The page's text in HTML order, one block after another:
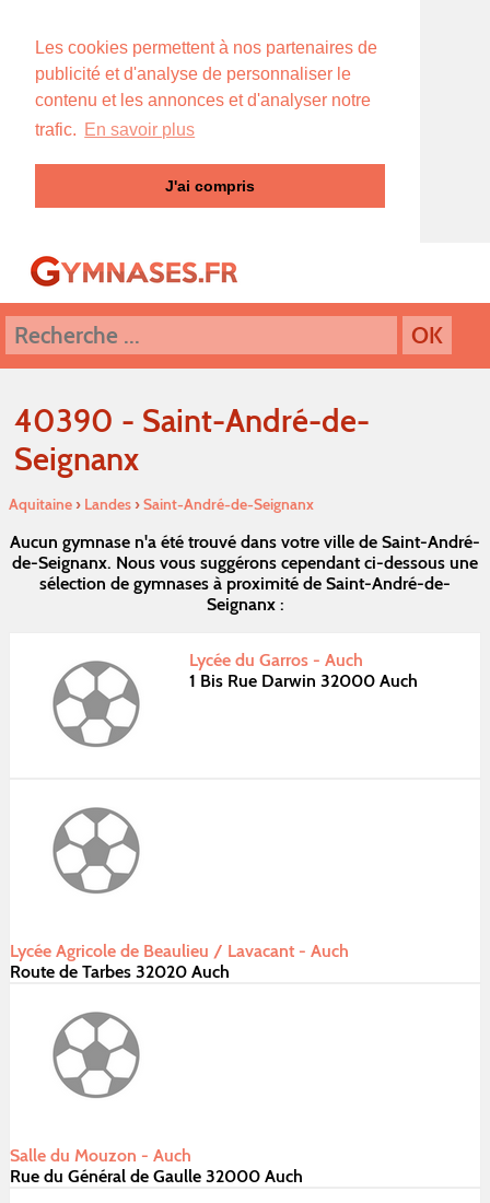
Les cookies permettent à nos partenaires de
publicité et d'analyse de personnaliser le
contenu et les annonces et d'analyser notre
trafic. En savoir plus
J'ai compris
40390 - Saint-André-de-
Seignanx
Aquitaine› Landes›Saint-André-de-Seignanx
Aucun gymnase n'a été trouvé dans votre ville de Saint-André-
de-Seignanx. Nous vous suggérons cependant ci-dessous une
sélection de gymnases à proximité de Saint-André-de-
Seignanx :
Lycée du Garros - Auch
1 Bis Rue Darwin 32000 Auch
Lycée Agricole de Beaulieu / Lavacant - Auch
Route de Tarbes 32020 Auch
Salle du Mouzon - Auch
Rue du Général de Gaulle 32000 Auch